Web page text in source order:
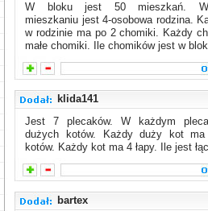
W bloku jest 50 mieszkań.
mieszkaniu jest 4-osobowa rodzina.
w rodzinie ma po 2 chomiki. Każdy
małe chomiki. Ile chomików jest w
klida141
Jest 7 plecaków. W każdym
dużych kotów. Każdy duży kot ma
kotów. Każdy kot ma 4 łapy. Ile jest
bartex